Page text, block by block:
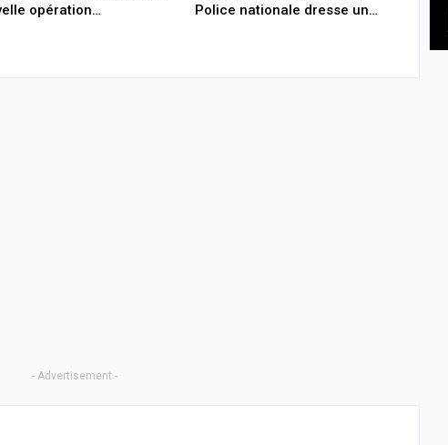
opération…
Police nationale dresse un…
- Advertisement -